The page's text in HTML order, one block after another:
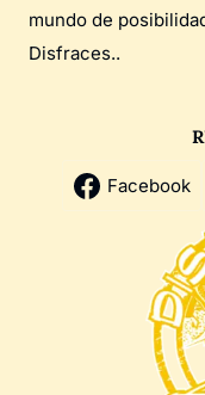
mundo de
Disfraces..
Facebook